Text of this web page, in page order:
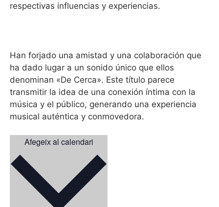
respectivas influencias y experiencias.
Han forjado una amistad y una colaboración que
ha dado lugar a un sonido único que ellos
denominan «De Cerca». Este título parece
transmitir la idea de una conexión íntima con la
música y el público, generando una experiencia
musical auténtica y conmovedora.